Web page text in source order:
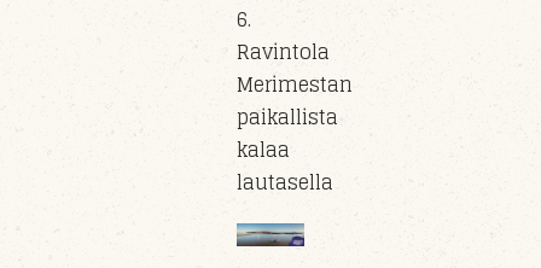
6.
Ravintola
Merimestan
paikallista
kalaa
lautasella